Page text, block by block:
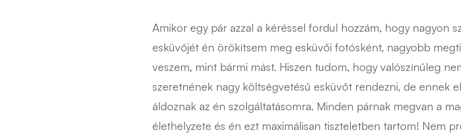
Amikor egy pár azzal a kéréssel fordul hozzám, hogy nagyon
esküvőjét én örökítsem meg esküvői fotósként, nagyobb
veszem, mint bármi mást. Hiszen tudom, hogy valószínűleg
szeretnének nagy költségvetésű esküvőt rendezni, de ennek
áldoznak az én szolgáltatásomra. Minden párnak megvan a
élethelyzete és én ezt maximálisan tiszteletben tartom! Nem